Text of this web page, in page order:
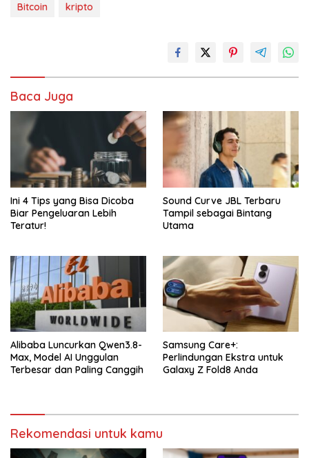
Bitcoin kripto
Baca Juga
Ini 4 Tips yang Bisa Dicoba
Biar Pengeluaran Lebih
Teratur!
Sound Curve JBL Terbaru
Tampil sebagai Bintang
Utama
Alibaba Luncurkan Qwen3.8-
Max, Model AI Unggulan
Terbesar dan Paling Canggih
Samsung Care+:
Perlindungan Ekstra untuk
Galaxy Z Fold8 Anda
Rekomendasi untuk kamu